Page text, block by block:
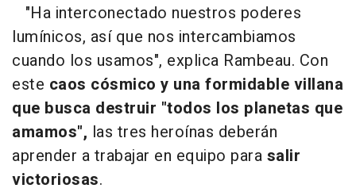
"Ha interconectado nuestros poderes
lumínicos, así que nos intercambiamos
cuando los usamos", explica Rambeau. Con
este caos cósmico y una formidable villana
que busca destruir "todos los planetas que
amamos", las tres heroínas deberán
aprender a trabajar en equipo para salir
victoriosas.